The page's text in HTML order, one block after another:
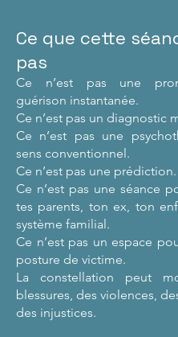
Ce que cette
pas
Ce n’est pas une
guérison instantanée.
Ce n’est pas un diagnostic
Ce n’est pas une
sens conventionnel.
Ce n’est pas une prédiction.
Ce n’est pas une séance
tes parents, ton ex, ton
système familial.
Ce n’est pas un espace
posture de victime.
La constellation peut
blessures, des violences,
des injustices.